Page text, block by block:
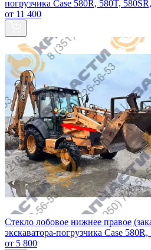
погрузчика Case 580R, 580T,
от 11 400
Стекло лобовое нижнее правое
экскаватора-погрузчика Case
от 5 800